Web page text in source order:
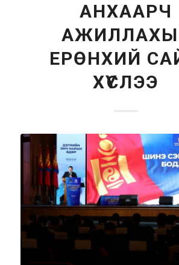
АНХААРЧ
ЕРӨНХИЙ
ХҮСЛЭЭ